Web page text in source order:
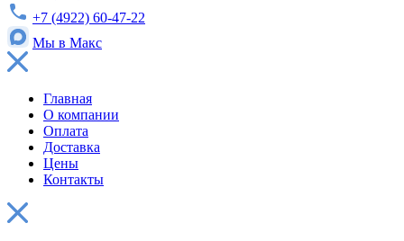
+7 (4922) 60-47-22
Мы в Макс
Главная
О компании
Оплата
Доставка
Цены
Контакты